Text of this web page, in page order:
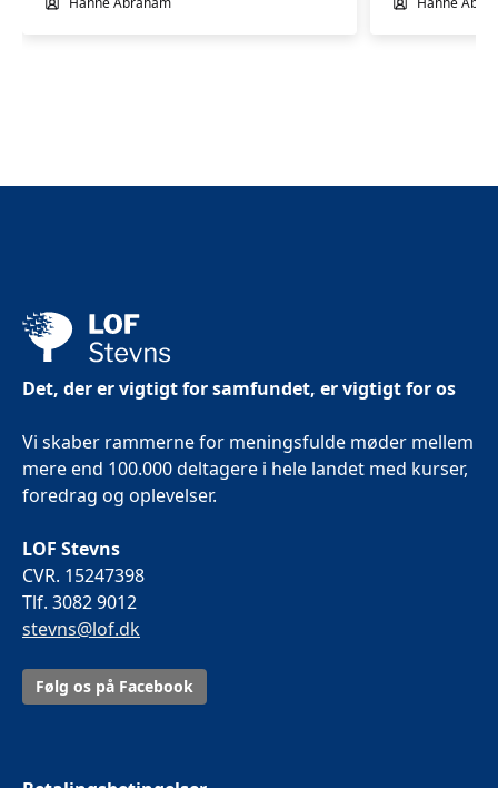
Det, der er vigtigt for samfundet, er vigtigt for os
Vi skaber rammerne for meningsfulde møder mellem
mere end 100.000 deltagere i hele landet med kurser,
foredrag og oplevelser.
LOF Stevns
CVR. 15247398
Tlf. 3082 9012
stevns@lof.dk
Følg os på Facebook